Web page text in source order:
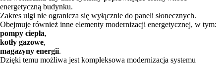
energetyczną budynku.
Zakres ulgi nie ogranicza się wyłącznie do paneli słonecznych.
Obejmuje również inne elementy modernizacji energetycznej, w tym:
pompy ciepła,
kotły gazowe,
magazyny energii.
Dzięki temu możliwa jest kompleksowa modernizacja systemu